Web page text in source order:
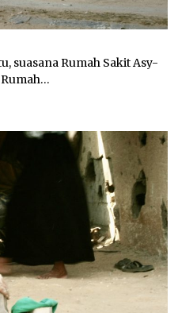
suasana Rumah Sakit Asy-